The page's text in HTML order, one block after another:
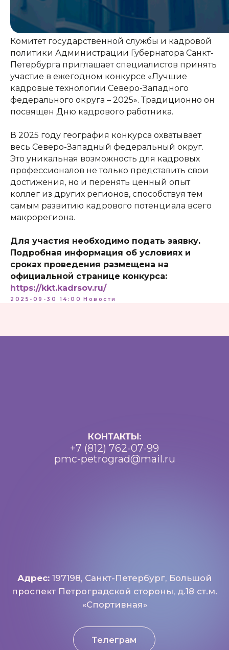
Комитет государственной службы и кадровой
политики Администрации Губернатора Санкт-
Петербурга приглашает специалистов принять
участие в ежегодном конкурсе «Лучшие
кадровые технологии Северо-Западного
федерального округа – 2025». Традиционно он
посвящен Дню кадрового работника.
В 2025 году география конкурса охватывает
весь Северо-Западный федеральный округ.
Это уникальная возможность для кадровых
профессионалов не только представить свои
достижения, но и перенять ценный опыт
коллег из других регионов, способствуя тем
самым развитию кадрового потенциала всего
макрорегиона.
Для участия необходимо подать заявку.
Подробная информация об условиях и
сроках проведения размещена на
официальной странице конкурса:
https://kkt.kadrsov.ru/
2025-09-30 14:00 Новости
Адрес:197198, Санкт-Петербург, Большой
проспект Петроградской стороны, д.18 ст.м.
«Спортивная»
КОНТАКТЫ:
+7 (812) 762-07-99
pmc-petrograd@mail.ru